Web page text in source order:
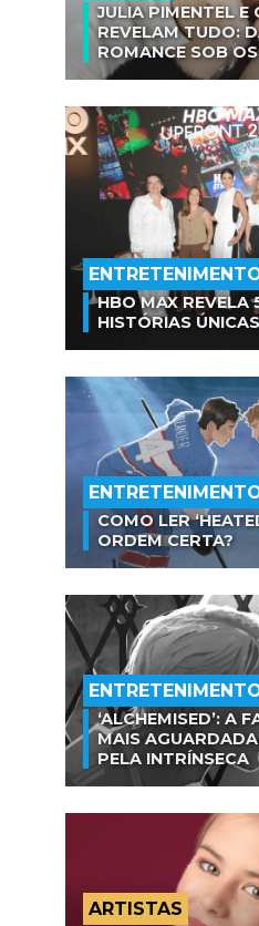
JULIA PIMENTEL E
REVELAM TUDO:
ROMANCE SOB
HBO MAX REVELA
HISTÓRIAS
COMO LER
ORDEM CERTA?
‘ALCHEMISED’: A
MAIS
PELA INTRÍNSECA
ARTISTAS